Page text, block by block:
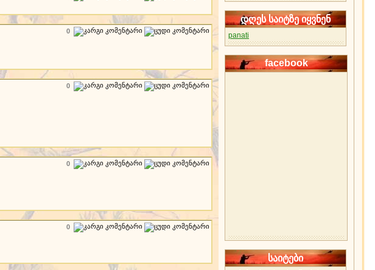
0
0
0
0
დღეს საიტზე იყვნენ
panati
facebook
საიტები